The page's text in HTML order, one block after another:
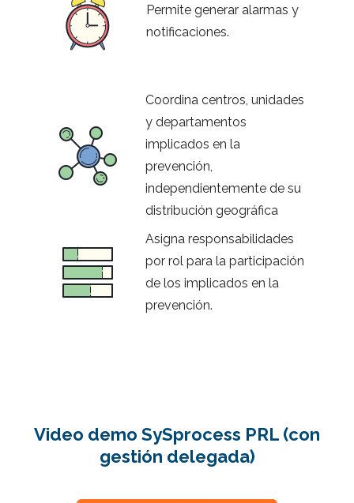
Permite generar alarmas y
notificaciones.
Coordina centros, unidades
y departamentos
implicados en la
prevención,
independientemente de su
distribución geográfica
Asigna responsabilidades
por rol para la participación
de los implicados en la
prevención.
Video demo SySprocess PRL (con
gestión delegada)